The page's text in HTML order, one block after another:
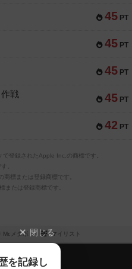
45 PT
45 PT
45 PT
45 PT
戦
42 PT
登録されたApple Inc.の商標です。
。
標または登録商標です。
たは登録商標です。
Mr.メタボ マイリスト
閉じる
を記録し